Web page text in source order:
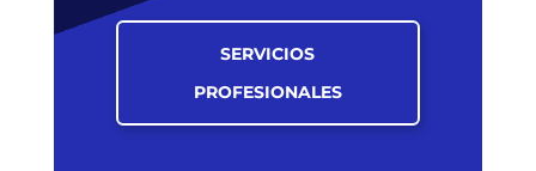
SERVICIOS
PROFESIONALES